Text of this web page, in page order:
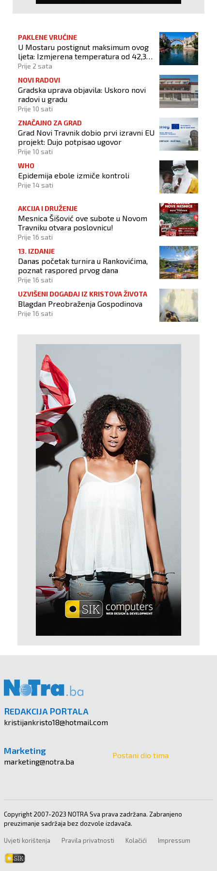
PAKLENE VRUĆINE
U Mostaru postignut maksimum ovog
ljeta: Izmjerena temperatura od 42,3
stupnja Celzijeva
Prije 2 sata
NOVI RADOVI
Gradska uprava objavila: Uskoro novi
radovi u gradu
Prije 10 sati
ZNAČAJNO ZA GRAD
Grad Novi Travnik dobio prvi izravni EU
projekt: Dujo potpisao ugovor
Prije 10 sati
WHO
Epidemija ebole izmiče kontroli
Prije 14 sati
AKCIJA I DRUŽENJE
Mesnica Šišović ove subote u Novom
Travniku otvara poslovnicu!
Prije 16 sati
13. IZDANJE
Danas početak turnira u Rankovićima,
poznat raspored prvog dana
Prije 16 sati
UZVIŠENI DOGAĐAJ IZ KRISTOVA ŽIVOTA
Blagdan Preobraženja Gospodinova
Prije 16 sati
REDAKCIJA PORTALA
kristijankristo18@hotmail.com
Marketing
marketing@notra.ba
Postani dio tima
Copyright 2007-2023 NOTRA Sva prava zadržana. Zabranjeno
preuzimanje sadržaja bez dozvole izdavača.
Uvjeti korištenja Pravila privatnosti Kolačići Impressum